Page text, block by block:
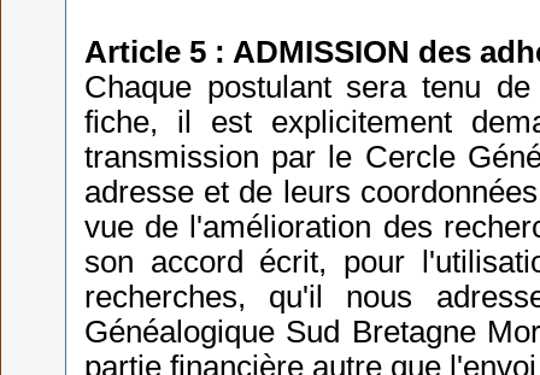
Article 5 : ADMISSION des
Chaque postulant sera tenu
fiche, il est explicitement
transmission par le Cercle
adresse et de leurs
vue de l'amélioration des
son accord écrit, pour
recherches, qu'il nous
Généalogique Sud Bretagne
partie financière autre que